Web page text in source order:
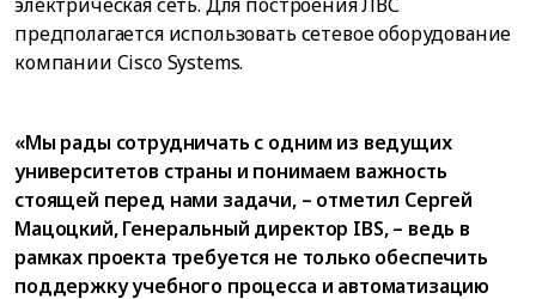
предполагается использовать сетевое оборудование
компании Cisco Systems.
«Мы рады сотрудничать с одним из ведущих
университетов страны и понимаем важность
стоящей перед нами задачи, – отметил Сергей
Мацоцкий, Генеральный директор IBS, – ведь в
рамках проекта требуется не только обеспечить
поддержку учебного процесса и автоматизацию